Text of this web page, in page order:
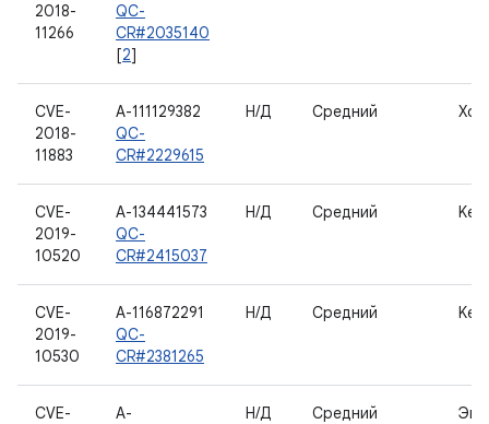
2018-
11266
QC-
CR#2035140
[2]
CVE-
2018-
11883
A-111129382
QC-
CR#2229615
Н/Д Средний
CVE-
2019-
10520
A-134441573
QC-
CR#2415037
Н/Д Средний
CVE-
2019-
10530
A-116872291
QC-
CR#2381265
Н/Д Средний
CVE-
A-
Н/Д Средний